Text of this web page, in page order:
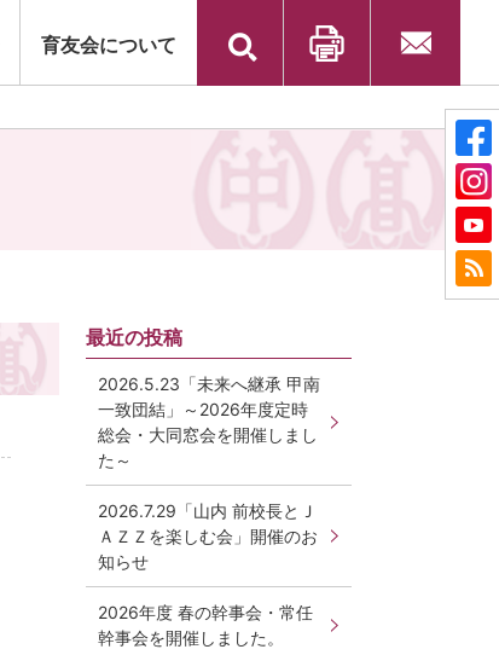
育友会について
検
わせ
最近の投稿
2026.5.23「未来へ継承 甲南
一致団結」～2026年度定時
総会・大同窓会を開催しまし
た～
2026.7.29「山内 前校長とＪ
ＡＺＺを楽しむ会」開催のお
知らせ
2026年度 春の幹事会・常任
幹事会を開催しました。